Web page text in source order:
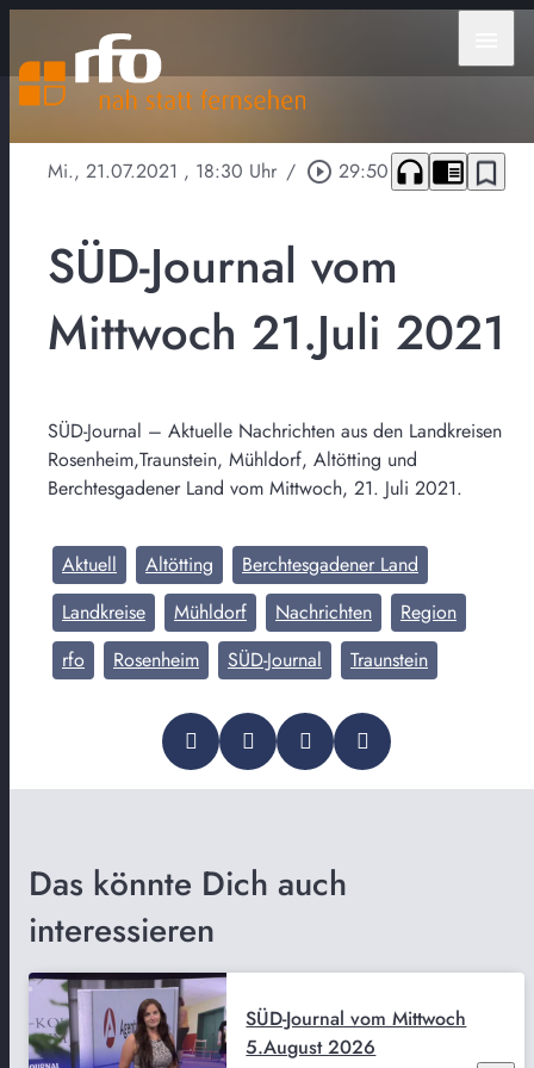
Mi., 21.07.2021 , 18:30 Uhr / play_circle_outline 29:50 headphones chrome_reader_mode bookmark_border
SÜD-Journal vom
Mittwoch 21.Juli 2021
SÜD-Journal – Aktuelle Nachrichten aus den Landkreisen
Rosenheim,Traunstein, Mühldorf, Altötting und
Berchtesgadener Land vom Mittwoch, 21. Juli 2021.
Aktuell Altötting
Berchtesgadener Land
Landkreise
Mühldorf Nachrichten
Region
rfo
Rosenheim SÜD-Journal Traunstein
Das könnte Dich auch
interessieren
SÜD-Journal vom Mittwoch
5.August 2026